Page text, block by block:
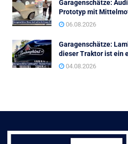
Garagenschätze:
Prototyp mit
06.08.2026
Garagenschätze:
dieser Traktor ist ein
04.08.2026